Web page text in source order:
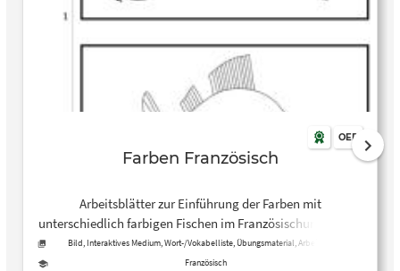
OER
Farben Französisch
Arbeitsblätter zur Einführung der Farben mit
unterschiedlich farbigen Fischen im Französischunterricht.
Geeignet für jüngere Schüler*innen.
Bild, Interaktives Medium, Wort-/Vokabelliste, Übungsmaterial, Arbeitsblatt
Französisch